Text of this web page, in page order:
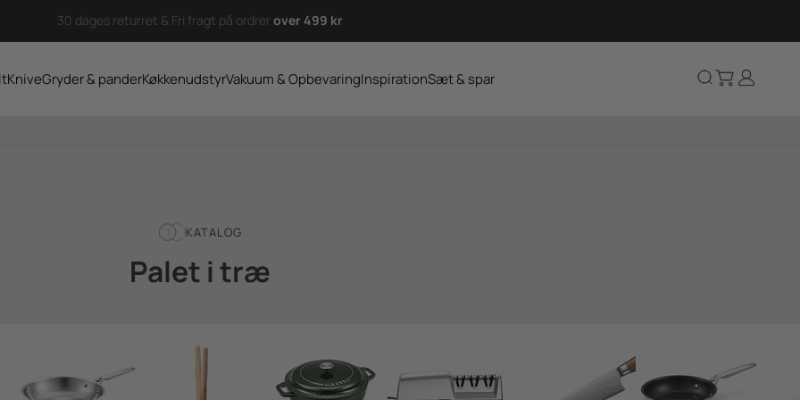
30 dages returret & Fri fragt på ordrer over 499 kr
KniveGryder & panderKøkkenudstyrVakuum & OpbevaringInspirationSæt & spar SøgKurv Log ind
KATALOG
Palet i træ